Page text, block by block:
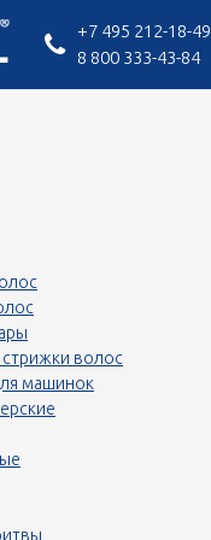
+7 495 212-18-49
8 800 333-43-84
волос
машинок